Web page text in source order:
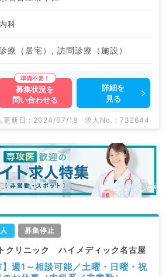
科
療（居宅）, 訪問診療（施設）
募集状況を
問い合わせる
詳細を
見る
更新日 : 2024/07/18 求人No. : 732644
募集停止
クリニック ハイメディック名古屋
】週1～相談可能／土曜・日曜・祝